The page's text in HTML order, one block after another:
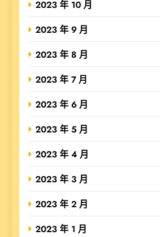
2023 年 10 月
2023 年 9 月
2023 年 8 月
2023 年 7 月
2023 年 6 月
2023 年 5 月
2023 年 4 月
2023 年 3 月
2023 年 2 月
2023 年 1 月